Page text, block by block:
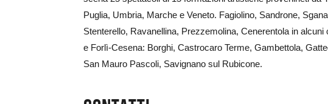
Puglia, Umbria, Marche e Veneto. Fagiolino, Sandrone,
Stenterello, Ravanellina, Prezzemolina, Cenerentola in
e Forlì-Cesena: Borghi, Castrocaro Terme, Gambettola,
San Mauro Pascoli, Savignano sul Rubicone.